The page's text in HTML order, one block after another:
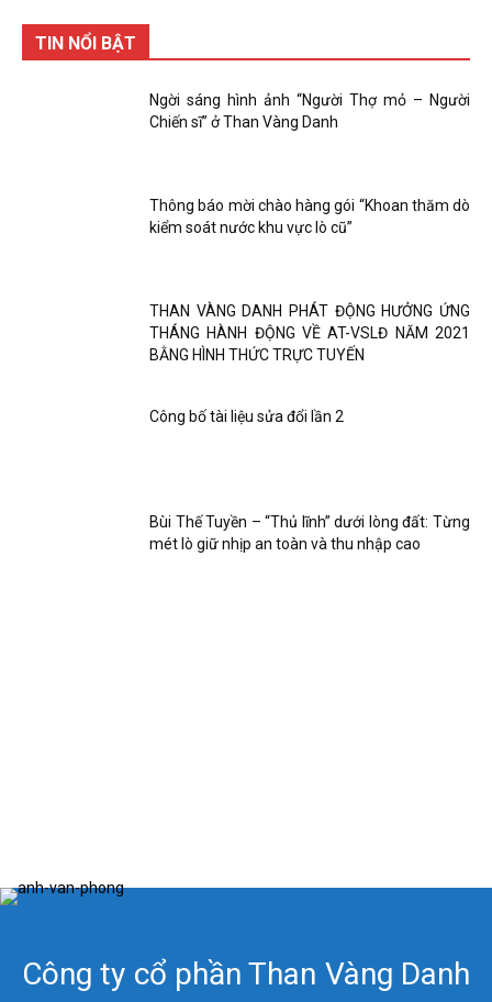
TIN NỔI BẬT
Ngời sáng hình ảnh “Người Thợ mỏ – Người
Chiến sĩ” ở Than Vàng Danh
Thông báo mời chào hàng gói “Khoan thăm dò
kiểm soát nước khu vực lò cũ”
THAN VÀNG DANH PHÁT ĐỘNG HƯỞNG ỨNG
THÁNG HÀNH ĐỘNG VỀ AT-VSLĐ NĂM 2021
BẰNG HÌNH THỨC TRỰC TUYẾN
Công bố tài liệu sửa đổi lần 2
Bùi Thế Tuyền – “Thủ lĩnh” dưới lòng đất: Từng
mét lò giữ nhịp an toàn và thu nhập cao
Công ty cổ phần Than Vàng Danh